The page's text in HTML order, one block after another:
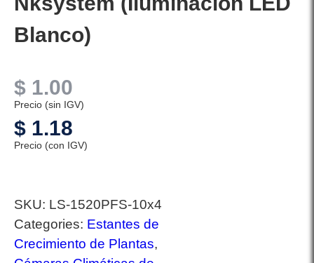
Blanco)
$ 1.00
Precio (sin IGV)
$ 1.18
Precio (con IGV)
SKU: LS-1520PFS-10x4
Categories: Estantes de
Crecimiento de Plantas,